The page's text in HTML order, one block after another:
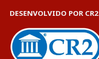
DESENVOLVIDO POR CR2